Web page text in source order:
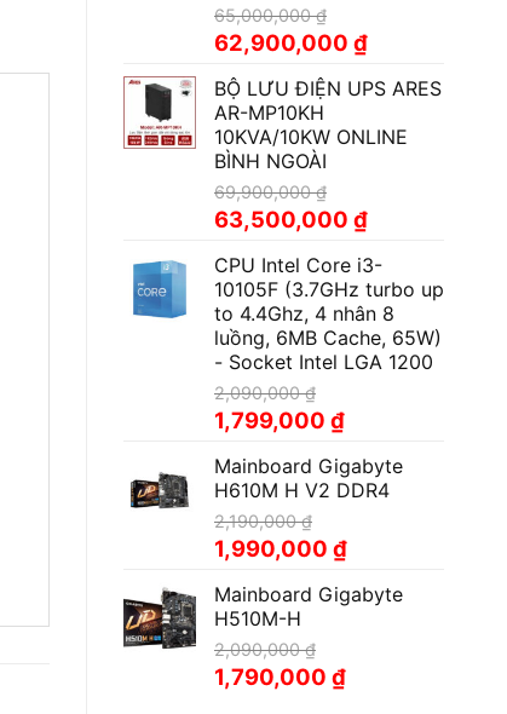
65,000,000₫
Giá
gốc
là:
65,000,000 ₫.
62,900,000 ₫Giá
tại
62,900,000 ₫.
BỘ LƯU ĐIỆN UPS ARES
AR-MP10KH
10KVA/10KW ONLINE
BÌNH NGOÀI
69,900,000₫
Giá
gốc
là:
69,900,000 ₫.
63,500,000 ₫Giá
tại
là:
63,500,000 ₫.
CPU Intel Core i3-
10105F (3.7GHz turbo up
to 4.4Ghz, 4 nhân 8
luồng, 6MB Cache, 65W)
- Socket Intel LGA 1200
2,090,000₫
Giá
gốc
là:
2,090,000 ₫.
1,799,000 ₫Giá
tại
là:
Mainboard Gigabyte
H610M H V2 DDR4
2,190,000₫
Giá
gốc
là:
2,190,000 ₫.
1,990,000 ₫Giá
tại
Mainboard Gigabyte
H510M-H
2,090,000₫
Giá
gốc
1,790,000 ₫Giá